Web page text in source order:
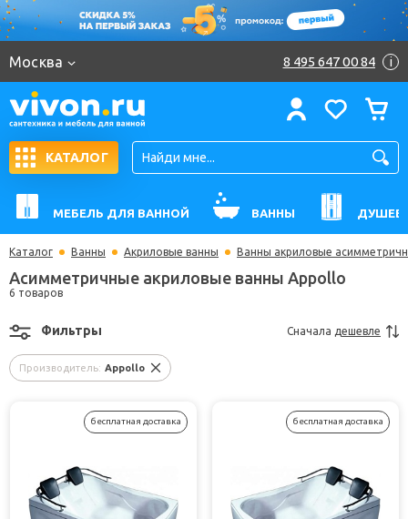
Москва 8 495 647 00 84 i
КАТАЛОГ
МЕБЕЛЬ ДЛЯ ВАННОЙ ВАННЫ
Каталог Ванны Акриловые ванны Ванны акриловые
Асимметричные акриловые ванны Appollo
6 товаров
Производитель: Appollo
Фильтры Сначала дешевле
бесплатная доставка бесплатная доставка